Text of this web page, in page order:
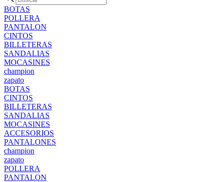
BOTAS
POLLERA
PANTALON
CINTOS
BILLETERAS
SANDALIAS
MOCASINES
champion
zapato
BOTAS
CINTOS
BILLETERAS
SANDALIAS
MOCASINES
ACCESORIOS
PANTALONES
champion
zapato
POLLERA
PANTALON